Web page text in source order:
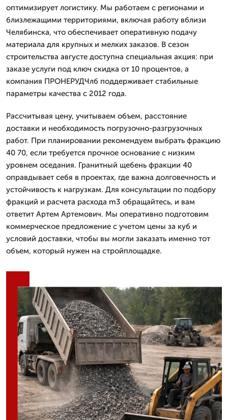
оптимизирует логистику. Мы работаем с регионами и
близлежащими территориями, включая работу вблизи
Челябинска, что обеспечивает оперативную подачу
материала для крупных и мелких заказов. В сезон
строительства августе доступна специальная акция: при
заказе услуги под ключ скидка от 10 процентов, а
компания ПРОНЕРУДЧлб поддерживает стабильные
параметры качества с 2012 года.
Рассчитывая цену, учитываем объем, расстояние
доставки и необходимость погрузочно-разгрузочных
работ. При планировании рекомендуем выбрать фракцию
40 70, если требуется прочное основание с низким
уровнем оседания. Гранитный щебень фракции 40
оправдывает себя в проектах, где важна долговечность и
устойчивость к нагрузкам. Для консультации по подбору
фракций и расчета расхода m3 обращайтесь, и вам
ответит Артем Артемович. Мы оперативно подготовим
коммерческое предложение с учетом цены за куб и
условий доставки, чтобы вы могли заказать именно тот
объем, который нужен на стройплощадке.